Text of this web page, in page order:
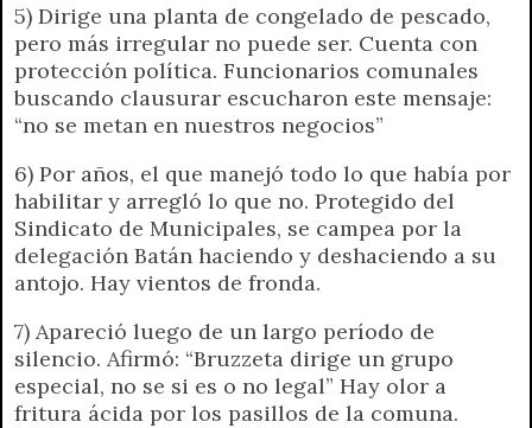
5) Dirige una planta de congelado de pescado,
pero más irregular no puede ser. Cuenta con
protección política. Funcionarios comunales
buscando clausurar escucharon este mensaje:
“no se metan en nuestros negocios”
6) Por años, el que manejó todo lo que había por
habilitar y arregló lo que no. Protegido del
Sindicato de Municipales, se campea por la
delegación Batán haciendo y deshaciendo a su
antojo. Hay vientos de fronda.
7) Apareció luego de un largo período de
silencio. Afirmó: “Bruzzeta dirige un grupo
especial, no se si es o no legal” Hay olor a
fritura ácida por los pasillos de la comuna.